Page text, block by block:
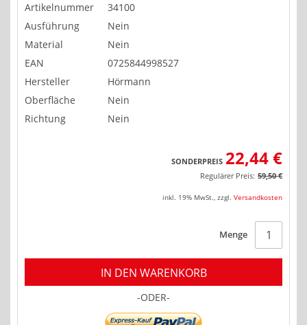
Artikelnummer
34100
Ausführung
Nein
Material
Nein
EAN
0725844998527
Hersteller
Hörmann
Oberfläche
Nein
Richtung
Nein
SONDERPREIS 22,44 €
Regulärer Preis: 59,50 €
inkl. 19% MwSt., zzgl. Versandkosten
Menge
IN DEN WARENKORB
-ODER-